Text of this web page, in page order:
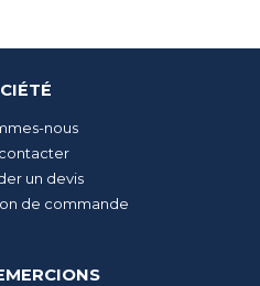
nous
un devis
de commande